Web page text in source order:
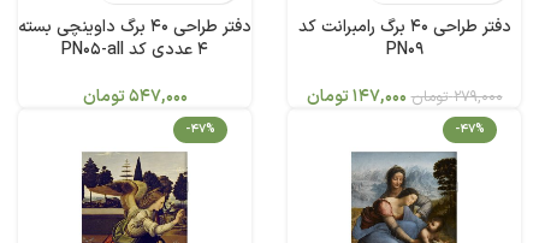
دفتر طراحی 40 برگ رامبرانت کد
PN09
279,000 تومان 147,000تومان
دفتر طراحی 40 برگ داوینچی بسته
4 عددی کد PN05-all
547,000تومان
-47%
-47%